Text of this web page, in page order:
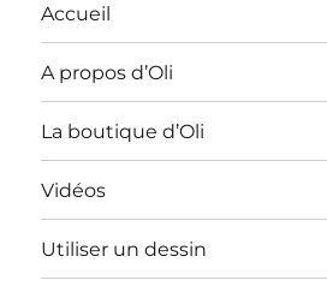
Accueil
A propos d’Oli
La boutique d’Oli
Vidéos
Utiliser un dessin